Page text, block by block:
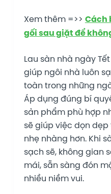
Xem thêm =>> Cách
gối sau giặt để
Lau sàn nhà ngày
giúp ngôi nhà luôn
toàn trong những
Áp dụng đúng bí
sản phẩm phù hợp
sẽ giúp việc dọn
nhẹ nhàng hơn. Khi
sạch sẽ, không gian
mái, sẵn sàng đón
nhiều niềm vui.